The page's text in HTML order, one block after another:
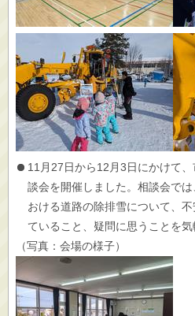
11月27日から12月3日にかけて
談会を開催しました。相談会で
おける道路の除排雪について、
ていること、疑問に思うことを気
（写真：会場の様子）